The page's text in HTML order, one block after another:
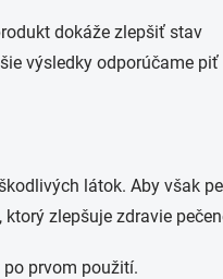
dokáže zlepšiť stav
výsledky odporúčame piť
látok. Aby však
, ktorý zlepšuje zdravie
prvom použití.